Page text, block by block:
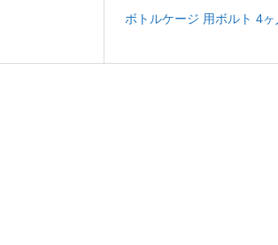
ボトルケージ 用ボルト 4ヶ